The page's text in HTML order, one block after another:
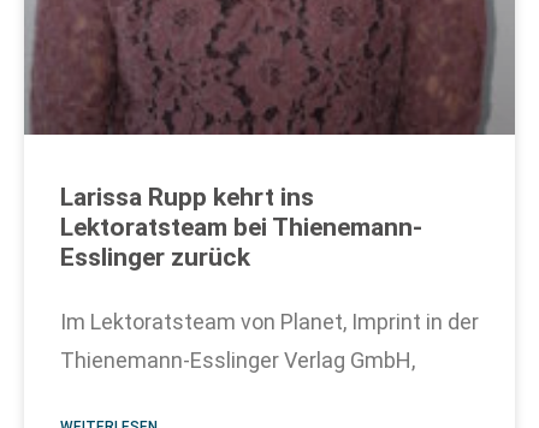
Larissa Rupp kehrt ins
Lektoratsteam bei Thienemann-
Esslinger zurück
Im Lektoratsteam von Planet, Imprint in der
Thienemann-Esslinger Verlag GmbH,